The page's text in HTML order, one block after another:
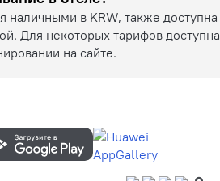
наличными в KRW, также доступна
Для некоторых тарифов доступна
на сайте.